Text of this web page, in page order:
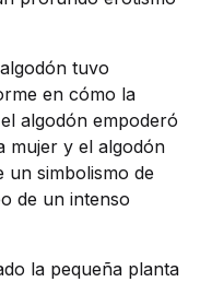
tuvo
en cómo la
algodón empoderó
mujer y el algodón
un simbolismo de
de un intenso
la pequeña planta